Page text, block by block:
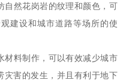
自然花岗岩的纹理和颜色，可
建设和城市道路等场所的使
材料制作，可以有效减少城市
灾害的发生，并且有利于地下